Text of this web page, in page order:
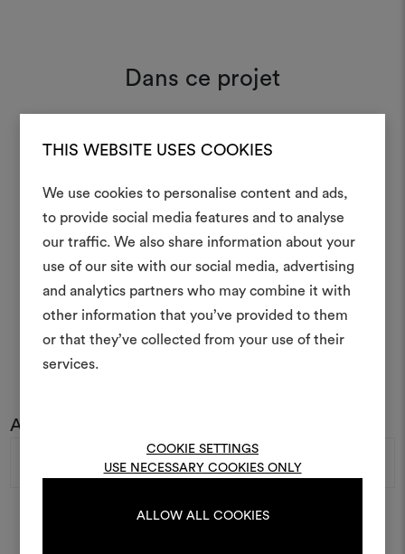
THIS WEBSITE USES COOKIES
We use cookies to personalise content and ads,
to provide social media features and to analyse
our traffic. We also share information about your
use of our site with our social media, advertising
and analytics partners who may combine it with
other information that you’ve provided to them
or that they’ve collected from your use of their
services.
COOKIE SETTINGS
USE NECESSARY COOKIES ONLY
ALLOW ALL COOKIES
Dans ce projet
Moodboard
Karakorum 001
Abonnez-vous à notre newsletter
Créer
Un instrument interactif
à vos idées et les partager,
des matériaux et des